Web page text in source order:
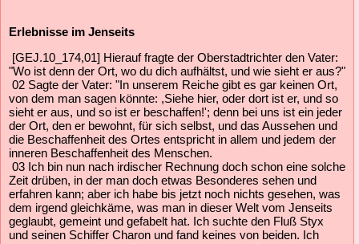
Erlebnisse im Jenseits
[GEJ.10_174,01] Hierauf fragte der Oberstadtrichter den Vater:
"Wo ist denn der Ort, wo du dich aufhältst, und wie sieht er aus?"
02 Sagte der Vater: "In unserem Reiche gibt es gar keinen Ort,
von dem man sagen könnte: ,Siehe hier, oder dort ist er, und so
sieht er aus, und so ist er beschaffen!'; denn bei uns ist ein jeder
der Ort, den er bewohnt, für sich selbst, und das Aussehen und
die Beschaffenheit des Ortes entspricht in allem und jedem der
inneren Beschaffenheit des Menschen.
03 Ich bin nun nach irdischer Rechnung doch schon eine solche
Zeit drüben, in der man doch etwas Besonderes sehen und
erfahren kann; aber ich habe bis jetzt noch nichts gesehen, was
dem irgend gleichkäme, was man in dieser Welt vom Jenseits
geglaubt, gemeint und gefabelt hat. Ich suchte den Fluß Styx
und seinen Schiffer Charon und fand keines von beiden. Ich